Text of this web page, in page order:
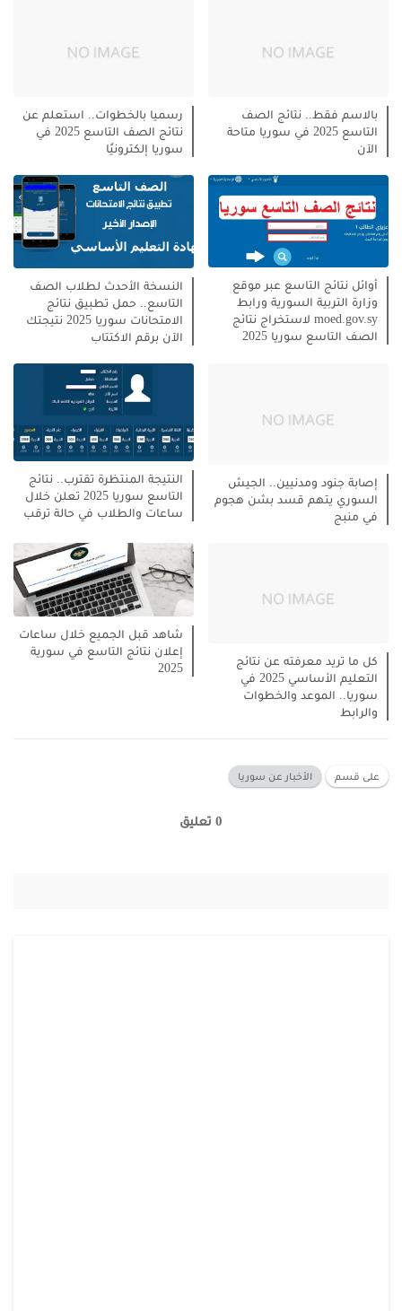
بالاسم فقط.. نتائج الصف
التاسع 2025 في سوريا متاحة
الآن
رسميا بالخطوات.. استعلم عن
نتائج الصف التاسع 2025 في
سوريا إلكترونيًا
أوائل نتائج التاسع عبر موقع
وزارة التربية السورية ورابط
moed.gov.sy لاستخراج نتائج
الصف التاسع سوريا 2025
النسخة الأحدث لطلاب الصف
التاسع.. حمل تطبيق نتائج
الامتحانات سوريا 2025 نتيجتك
الآن برقم الاكتتاب
إصابة جنود ومدنيين.. الجيش
السوري يتهم قسد بشن هجوم
في منبج
النتيجة المنتظرة تقترب.. نتائج
التاسع سوريا 2025 تعلن خلال
ساعات والطلاب في حالة ترقب
كل ما تريد معرفته عن نتائج
التعليم الأساسي 2025 في
سوريا.. الموعد والخطوات
والرابط
شاهد قبل الجميع خلال ساعات
إعلان نتائج التاسع في سورية
2025
على قسم الأخبار عن سوريا
0 تعليق